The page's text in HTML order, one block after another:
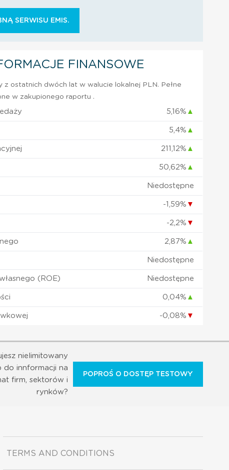
SERWISU EMIS.
FINANSOWE
ostatnich dwóch lat w walucie lokalnej PLN. Pełne
w zakupionego raportu .
5,16% ▲
5,4% ▲
211,12% ▲
50,62% ▲
Niedostępne
-1,59% ▼
-2,2% ▼
2,87% ▲
Niedostępne
(ROE) Niedostępne
0,04% ▲
-0,08% ▼
nielimitowany
do innformacji na
firm, sektorów i
rynków?
POPROŚ O DOSTĘP TESTOWY
TERMS AND CONDITIONS